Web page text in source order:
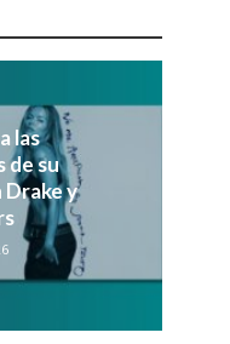
las
de su
y